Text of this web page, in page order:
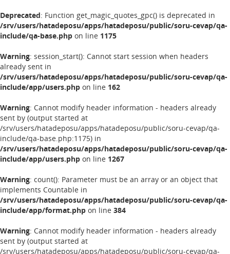
Deprecated: Function get_magic_quotes_gpc() is deprecated in
/srv/users/hatadeposu/apps/hatadeposu/public/soru-cevap/qa-
include/qa-base.php on line 1175
Warning: session_start(): Cannot start session when headers
already sent in
/srv/users/hatadeposu/apps/hatadeposu/public/soru-cevap/qa-
include/app/users.php on line 162
Warning: Cannot modify header information - headers already
sent by (output started at
/srv/users/hatadeposu/apps/hatadeposu/public/soru-cevap/qa-
include/qa-base.php:1175) in
/srv/users/hatadeposu/apps/hatadeposu/public/soru-cevap/qa-
include/app/users.php on line 1267
Warning: count(): Parameter must be an array or an object that
implements Countable in
/srv/users/hatadeposu/apps/hatadeposu/public/soru-cevap/qa-
include/app/format.php on line 384
Warning: Cannot modify header information - headers already
sent by (output started at
/srv/users/hatadeposu/apps/hatadeposu/public/soru-cevap/qa-